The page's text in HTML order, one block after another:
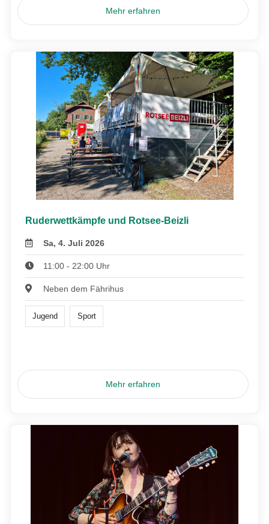
Mehr erfahren
Ruderwettkämpfe und Rotsee-Beizli
Sa, 4. Juli 2026
11:00 - 22:00 Uhr
Neben dem Fährihus
Jugend Sport
Mehr erfahren